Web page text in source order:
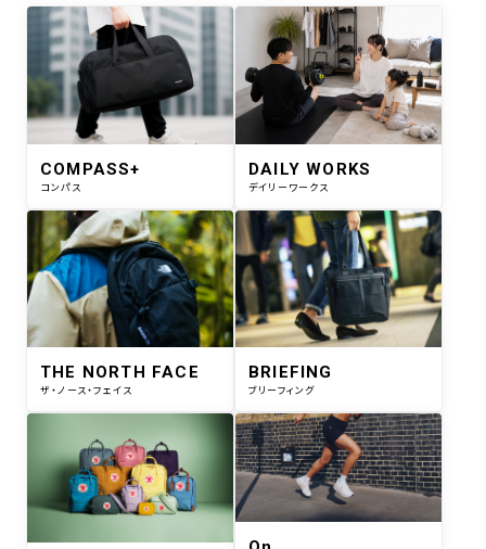
COMPASS+
コンパス
DAILY WORKS
デイリーワークス
THE NORTH FACE
ザ・ノース・フェイス
BRIEFING
ブリーフィング